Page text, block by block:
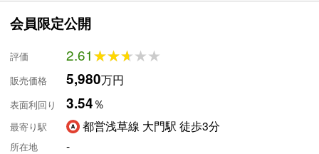
会員限定公開
評価 2.61★★★★★
★★★★★
販売価格 5,980万円
表面利回り 3.54％
最寄り駅 都営浅草線 大門駅 徒歩3分
所在地 -